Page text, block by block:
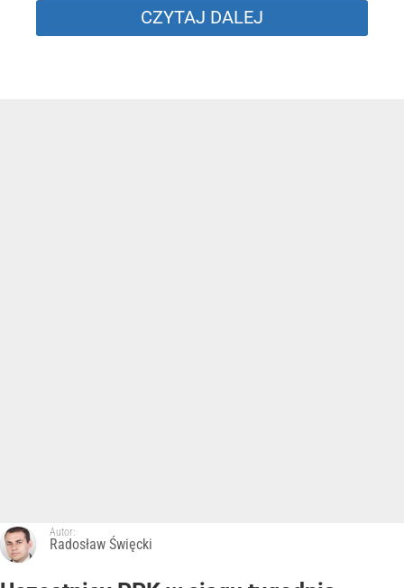
CZYTAJ DALEJ
Autor:
Radosław Święcki